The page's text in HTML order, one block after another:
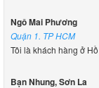
Quận 1. TP HCM
Tôi là khách hàng ở